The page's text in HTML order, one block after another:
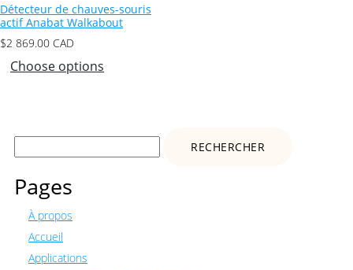
Détecteur de chauves-souris
actif Anabat Walkabout
$2 869.00 CAD
Choose options
Rechercher :
Pages
À propos
Accueil
Applications